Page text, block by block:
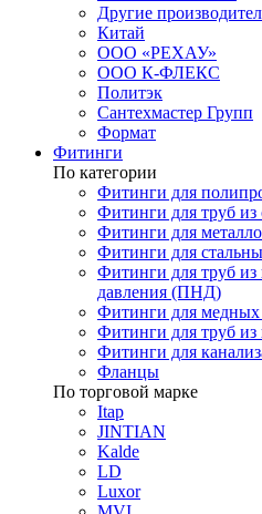
Другие
Китай
ООО «РЕХАУ»
ООО К-ФЛЕКС
Политэк
Сантехмастер Групп
Формат
Фитинги
По категории
Фитинги для
Фитинги для труб из
Фитинги для
Фитинги для
Фитинги для труб из
давления (ПНД)
Фитинги для медных
Фитинги для труб
Фитинги для
Фланцы
По торговой марке
Itap
JINTIAN
Kalde
LD
Luxor